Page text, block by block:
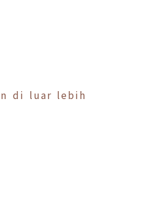
di luar lebih